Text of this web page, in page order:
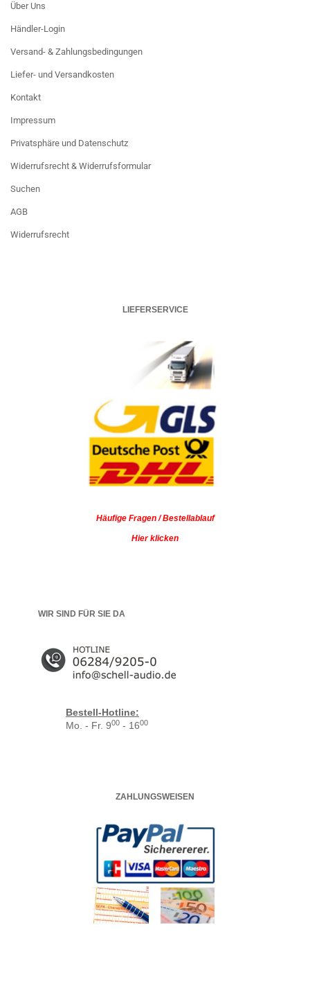
Über Uns
Händler-Login
Versand- & Zahlungsbedingungen
Liefer- und Versandkosten
Kontakt
Impressum
Privatsphäre und Datenschutz
Widerrufsrecht & Widerrufsformular
Suchen
AGB
Widerrufsrecht
LIEFERSERVICE
Häufige Fragen / Bestellablauf
Hier klicken
WIR SIND FÜR SIE DA
Bestell-Hotline:
Mo. - Fr. 900 - 1600
ZAHLUNGSWEISEN